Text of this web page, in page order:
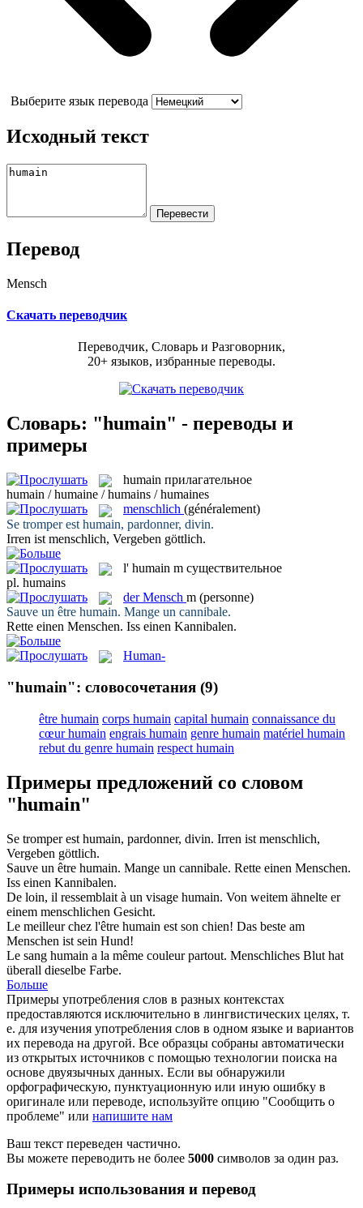
Выберите язык перевода
Исходный текст
Перевод
Mensch
Скачать переводчик
Переводчик, Словарь и Разговорник,
20+ языков, избранные переводы.
Словарь: "humain" - переводы и
примеры
humain прилагательное
humain / humaine / humains / humaines
menschlich (généralement)
Se tromper est humain, pardonner, divin.
Irren ist menschlich, Vergeben göttlich.
l' humain m существительное
pl. humains
derMensch m (personne)
Sauve un être humain. Mange un cannibale.
Rette einen Menschen. Iss einen Kannibalen.
Human-
"humain": словосочетания (9)
être humain corps humain capital humain connaissance du
cœur humain engrais humain genre humain matériel humain
rebut du genre humain respect humain
Примеры предложений со словом
"humain"
Se tromper est humain, pardonner, divin. Irren ist menschlich,
Vergeben göttlich.
Sauve un être humain. Mange un cannibale. Rette einen Menschen.
Iss einen Kannibalen.
De loin, il ressemblait à un visage humain. Von weitem ähnelte er
einem menschlichen Gesicht.
Le meilleur chez l'être humain est son chien! Das beste am
Menschen ist sein Hund!
Le sang humain a la même couleur partout. Menschliches Blut hat
überall dieselbe Farbe.
Больше
Примеры употребления слов в разных контекстах
предоставляются исключительно в лингвистических целях, т.
е. для изучения употребления слов в одном языке и вариантов
их перевода на другой. Все образцы собраны автоматически
из открытых источников с помощью технологии поиска на
основе двуязычных данных. Если вы обнаружили
орфографическую, пунктуационную или иную ошибку в
оригинале или переводе, используйте опцию "Сообщить о
проблеме" или напишите нам
Ваш текст переведен частично.
Вы можете переводить не более 5000 символов за один раз.
Примеры использования и перевод